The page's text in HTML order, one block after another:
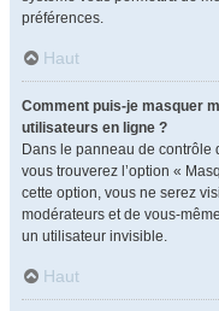
préférences.
Haut
Comment puis-je masquer
utilisateurs en ligne ?
Dans le panneau de contrôle
vous trouverez l’option «
cette option, vous ne serez
modérateurs et de vous-
un utilisateur invisible.
Haut